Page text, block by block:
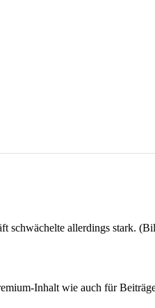
schwächelte allerdings stark.
Inhalt wie auch für